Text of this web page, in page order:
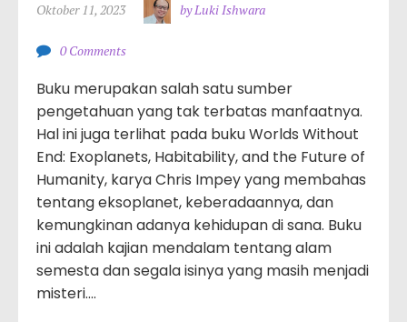
Oktober 11, 2023 by Luki Ishwara
0 Comments
Buku merupakan salah satu sumber
pengetahuan yang tak terbatas manfaatnya.
Hal ini juga terlihat pada buku Worlds Without
End: Exoplanets, Habitability, and the Future of
Humanity, karya Chris Impey yang membahas
tentang eksoplanet, keberadaannya, dan
kemungkinan adanya kehidupan di sana. Buku
ini adalah kajian mendalam tentang alam
semesta dan segala isinya yang masih menjadi
misteri....